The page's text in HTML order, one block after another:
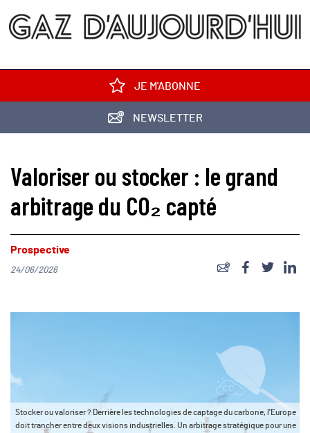
JE M'ABONNE
NEWSLETTER
Valoriser ou stocker : le grand
arbitrage du CO₂ capté
Prospective
24/06/2026
Stocker ou valoriser ? Derrière les technologies de captage du carbone, l'Europe
doit trancher entre deux visions industrielles. Un arbitrage stratégique pour une